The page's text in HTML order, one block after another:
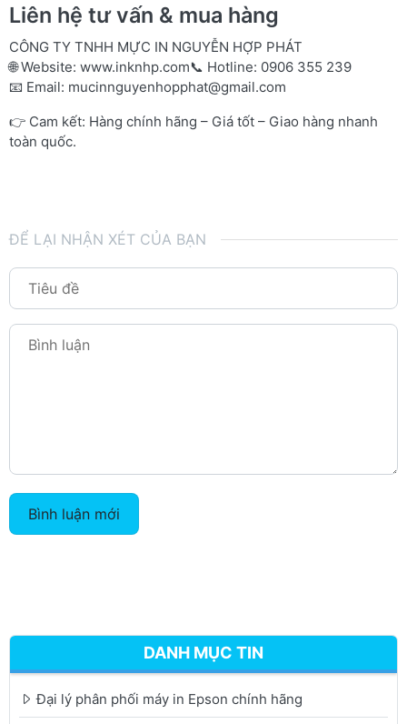
Liên hệ tư vấn & mua hàng
CÔNG TY TNHH MỰC IN NGUYỄN HỢP PHÁT
🌐 Website: www.inknhp.com📞 Hotline: 0906 355 239
📧 Email: mucinnguyenhopphat@gmail.com
👉 Cam kết: Hàng chính hãng – Giá tốt – Giao hàng nhanh
toàn quốc.
ĐỂ LẠI NHẬN XÉT CỦA BẠN
Bình luận mới
DANH MỤC TIN
Đại lý phân phối máy in Epson chính hãng